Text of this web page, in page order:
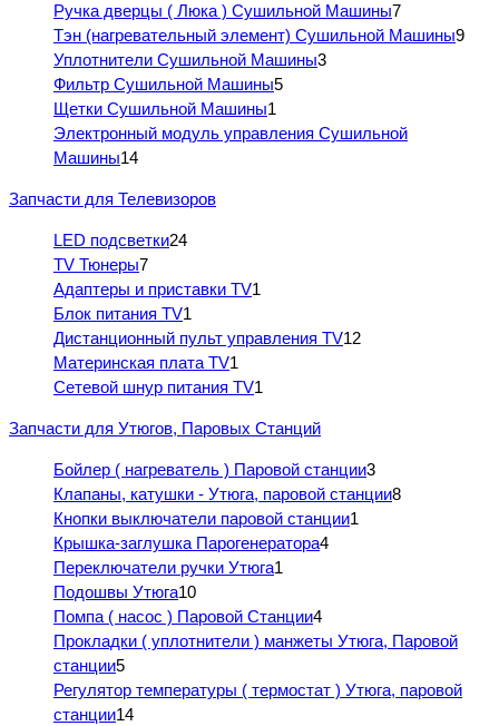
Ручка дверцы ( Люка ) Сушильной Машины7
Тэн (нагревательный элемент) Сушильной Машины9
Уплотнители Сушильной Машины3
Фильтр Сушильной Машины5
Щетки Сушильной Машины1
Электронный модуль управления Сушильной
Машины14
Запчасти для Телевизоров
LED подсветки24
TV Тюнеры7
Адаптеры и приставки TV1
Блок питания TV1
Дистанционный пульт управления TV12
Материнская плата TV1
Сетевой шнур питания TV1
Запчасти для Утюгов, Паровых Станций
Бойлер ( нагреватель ) Паровой станции3
Клапаны, катушки - Утюга, паровой станции8
Кнопки выключатели паровой станции1
Крышка-заглушка Парогенератора4
Переключатели ручки Утюга1
Подошвы Утюга10
Помпа ( насос ) Паровой Станции4
Прокладки ( уплотнители ) манжеты Утюга, Паровой
станции5
Регулятор температуры ( термостат ) Утюга, паровой
станции14